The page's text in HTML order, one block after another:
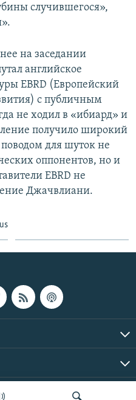
случившегося»,
на заседании
английское
EBRD (Европейский
с публичным
не ходил в «ибиард» и
получило широкий
поводом для шуток не
оппонентов, но и
EBRD не
Джачвлиани.
RL, Inc. | Все права защищены.